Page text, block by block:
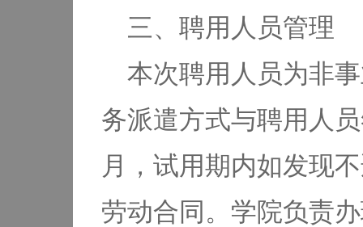
三、聘用人员管理
本次聘用人员为非
务派遣方式与聘用人
月，试用期内如发现
劳动合同。学院负责